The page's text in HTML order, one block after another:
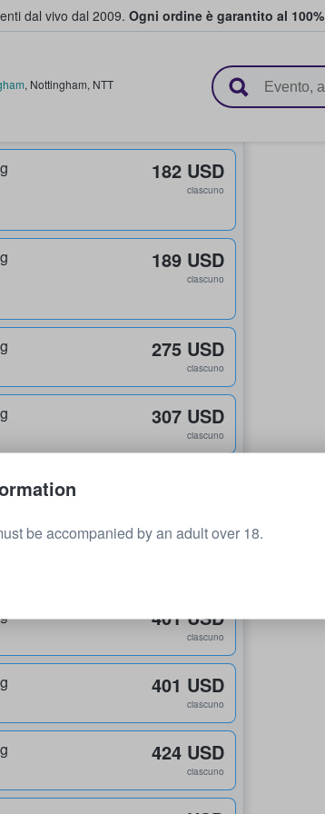
dal vivo dal 2009. Ogni ordine è garantito al 100%
e vendono biglietti
, Nottingham, NTT
182 USD
ciascuno
189 USD
ciascuno
275 USD
ciascuno
307 USD
ciascuno
401 USD
ciascuno
401 USD
ciascuno
424 USD
ciascuno
be accompanied by an adult over 18.